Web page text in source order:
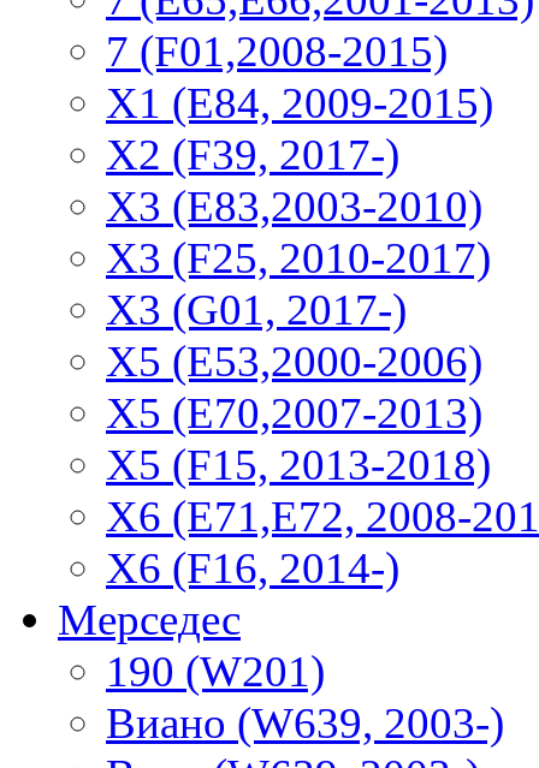
7 (F01,2008-2015)
X1 (E84, 2009-2015)
Х2 (F39, 2017-)
X3 (E83,2003-2010)
X3 (F25, 2010-2017)
X3 (G01, 2017-)
X5 (E53,2000-2006)
X5 (E70,2007-2013)
X5 (F15, 2013-2018)
X6 (E71,E72, 2008-
X6 (F16, 2014-)
Мерседес
190 (W201)
Виано (W639, 2003-)